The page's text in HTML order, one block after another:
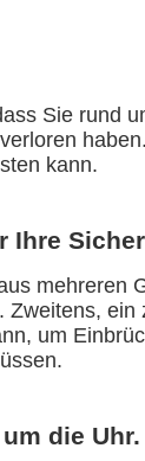
Sie rund
kann.
Ihre
mehreren
um
die Uhr.